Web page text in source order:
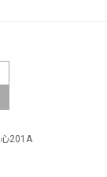
201A